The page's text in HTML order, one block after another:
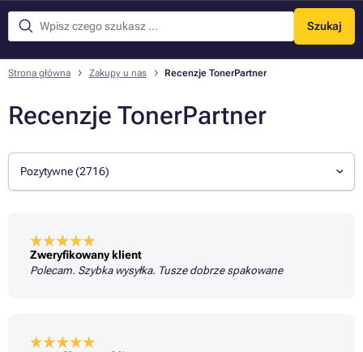
Szukaj
Menu
Strona główna Zakupy u nas Recenzje TonerPartner
Recenzje TonerPartner
Pozytywne (2716)
Zweryfikowany klient
Polecam. Szybka wysyłka. Tusze dobrze spakowane